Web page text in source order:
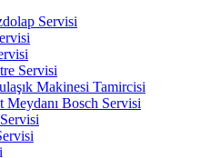
Servisi
Servisi
Makinesi Tamircisi
Bosch Servisi